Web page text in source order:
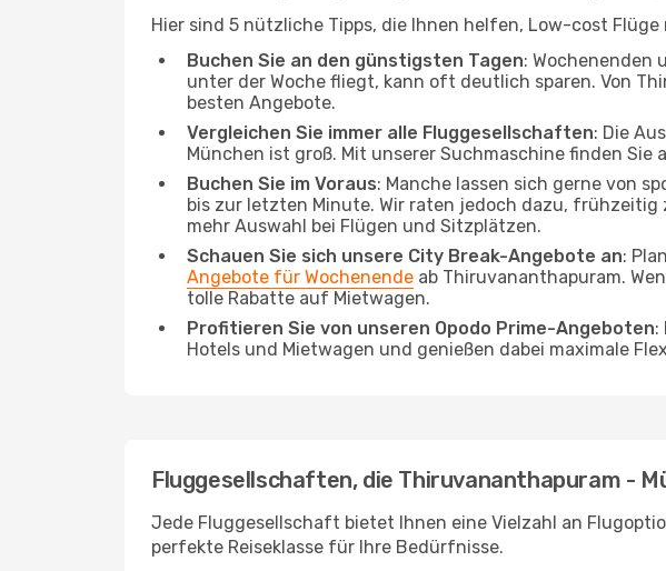
Hier sind 5 nützliche Tipps, die Ihnen helfen, Low-cost
Buchen Sie an den günstigsten Tagen: Wochenenden
unter der Woche fliegt, kann oft deutlich sparen. Von
besten Angebote.
Vergleichen Sie immer alle Fluggesellschaften: Die
München ist groß. Mit unserer Suchmaschine finden Sie
Buchen Sie im Voraus: Manche lassen sich gerne von
bis zur letzten Minute. Wir raten jedoch dazu, frühzeitig
mehr Auswahl bei Flügen und Sitzplätzen.
Schauen Sie sich unsere City Break-Angebote an:
Angebote für Wochenende ab Thiruvananthapuram.
tolle Rabatte auf Mietwagen.
Profitieren Sie von unseren Opodo Prime-Angeboten:
Hotels und Mietwagen und genießen dabei maximale
Fluggesellschaften, die Thiruvananthapuram -
Jede Fluggesellschaft bietet Ihnen eine Vielzahl an
perfekte Reiseklasse für Ihre Bedürfnisse.